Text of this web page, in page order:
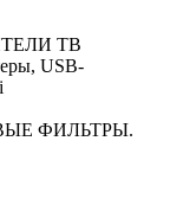
ТВ
USB-
ФИЛЬТРЫ.